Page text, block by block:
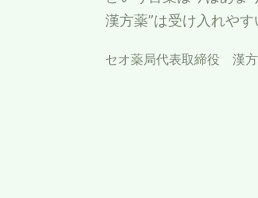
漢方薬”は受け入れやす
セオ薬局代表取締役 漢